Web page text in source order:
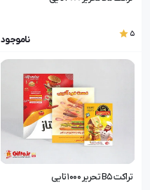
5 ناموجود
تراکت B5 تحریر 1000 تایی